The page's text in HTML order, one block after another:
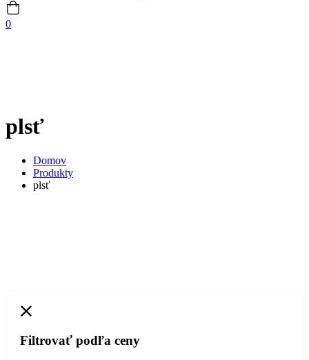
0
plsť
Domov
Produkty
plsť
Filtrovať podľa ceny